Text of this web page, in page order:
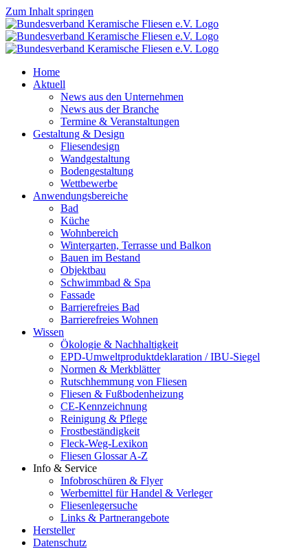
Zum Inhalt springen
Home
Aktuell
News aus den Unternehmen
News aus der Branche
Termine & Veranstaltungen
Gestaltung & Design
Fliesendesign
Wandgestaltung
Bodengestaltung
Wettbewerbe
Anwendungsbereiche
Bad
Küche
Wohnbereich
Wintergarten, Terrasse und Balkon
Bauen im Bestand
Objektbau
Schwimmbad & Spa
Fassade
Barrierefreies Bad
Barrierefreies Wohnen
Wissen
Ökologie & Nachhaltigkeit
EPD-Umweltproduktdeklaration / IBU-Siegel
Normen & Merkblätter
Rutschhemmung von Fliesen
Fliesen & Fußbodenheizung
CE-Kennzeichnung
Reinigung & Pflege
Frostbeständigkeit
Fleck-Weg-Lexikon
Fliesen Glossar A-Z
Info & Service
Infobroschüren & Flyer
Werbemittel für Handel & Verleger
Fliesenlegersuche
Links & Partnerangebote
Hersteller
Datenschutz